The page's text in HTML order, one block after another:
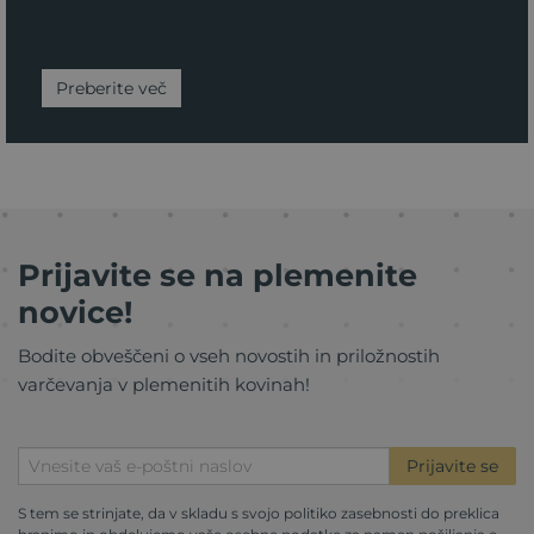
Preberite več
Prijavite se na plemenite
novice!
Bodite obveščeni o vseh novostih in priložnostih
varčevanja v plemenitih kovinah!
Prijavite se
S tem se strinjate, da v skladu s svojo politiko zasebnosti do preklica
Varčevanje v zlatih